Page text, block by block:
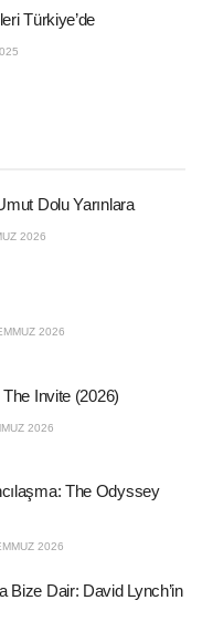
Türkiye’de
Dolu Yarınlara
2026
2026
The Invite (2026)
2026
The Odyssey
2026
Bize Dair: David Lynch’in